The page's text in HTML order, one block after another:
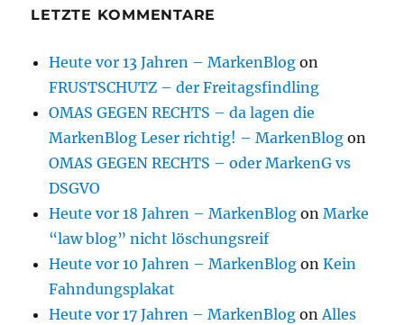
LETZTE KOMMENTARE
Heute vor 13 Jahren – MarkenBlog on
FRUSTSCHUTZ – der Freitagsfindling
OMAS GEGEN RECHTS – da lagen die
MarkenBlog Leser richtig! – MarkenBlog on
OMAS GEGEN RECHTS – oder MarkenG vs
DSGVO
Heute vor 18 Jahren – MarkenBlog onMarke
“law blog” nicht löschungsreif
Heute vor 10 Jahren – MarkenBlog onKein
Fahndungsplakat
Heute vor 17 Jahren – MarkenBlog onAlles